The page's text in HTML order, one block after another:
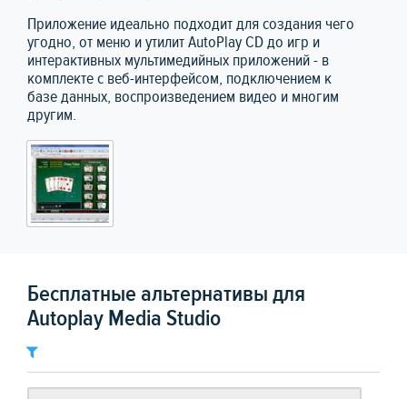
Приложение идеально подходит для создания чего
угодно, от меню и утилит AutoPlay CD до игр и
интерактивных мультимедийных приложений - в
комплекте с веб-интерфейсом, подключением к
базе данных, воспроизведением видео и многим
другим.
Бесплатные альтернативы для
Autoplay Media Studio